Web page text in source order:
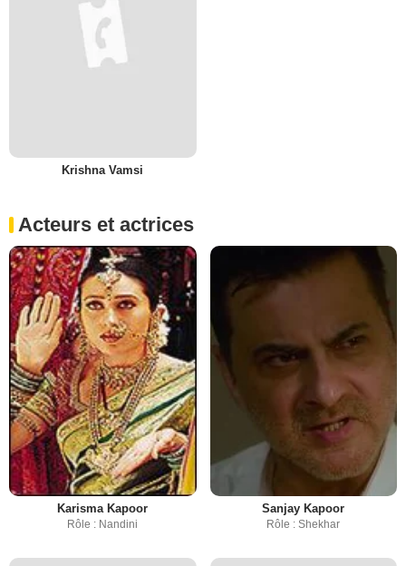
Krishna Vamsi
Acteurs et actrices
Karisma Kapoor
Rôle : Nandini
Sanjay Kapoor
Rôle : Shekhar